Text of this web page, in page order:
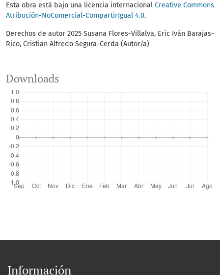
Esta obra está bajo una licencia internacional Creative Commons
Atribución-NoComercial-CompartirIgual 4.0.
Derechos de autor 2025 Susana Flores-Villalva, Eric Iván Barajas-
Rico, Cristian Alfredo Segura-Cerda (Autor/a)
Downloads
Información